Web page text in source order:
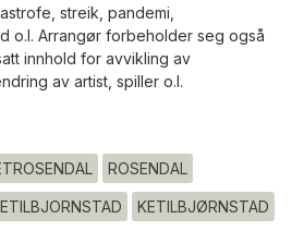
streik, pandemi,
o.l. Arrangør forbeholder seg også
innhold for avvikling av
av artist, spiller o.l.
ROSENDAL
KETILBJØRNSTAD